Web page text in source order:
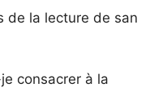
de la lecture de san
consacrer à la